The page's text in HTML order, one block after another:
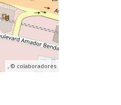
, © colaboradores